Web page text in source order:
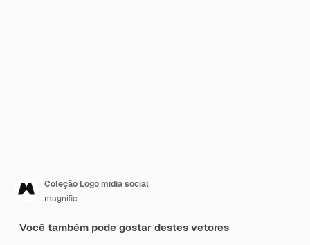
Coleção Logo mídia social
magnific
Você também pode gostar destes vetores